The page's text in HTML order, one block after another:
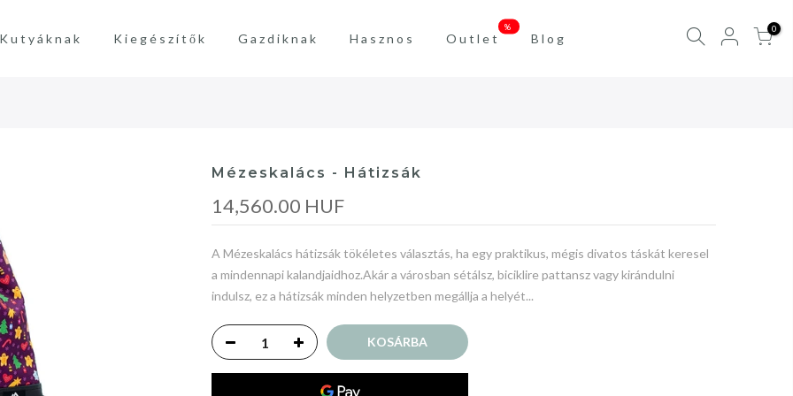
Kutyáknak Kiegészítők Gazdiknak Hasznos Outlet
%
Blog
0
Mézeskalács - Hátizsák
14,560.00 HUF
A Mézeskalács hátizsák tökéletes választás, ha egy praktikus, mégis divatos táskát keresel
a mindennapi kalandjaidhoz.Akár a városban sétálsz, biciklire pattansz vagy kirándulni
indulsz, ez a hátizsák minden helyzetben megállja a helyét...
KOSÁRBA